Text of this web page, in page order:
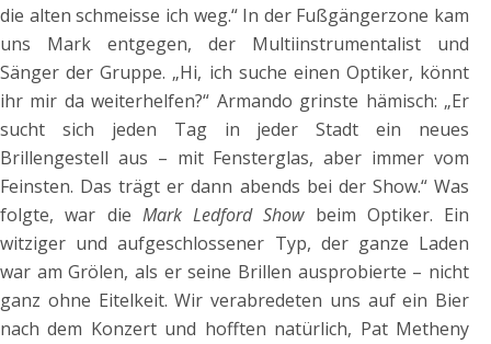
die alten schmeisse ich weg.“ In der Fußgängerzone kam
uns Mark entgegen, der Multiinstrumentalist und
Sänger der Gruppe. „Hi, ich suche einen Optiker, könnt
ihr mir da weiterhelfen?“ Armando grinste hämisch: „Er
sucht sich jeden Tag in jeder Stadt ein neues
Brillengestell aus – mit Fensterglas, aber immer vom
Feinsten. Das trägt er dann abends bei der Show.“ Was
folgte, war die Mark Ledford Showbeim Optiker. Ein
witziger und aufgeschlossener Typ, der ganze Laden
war am Grölen, als er seine Brillen ausprobierte – nicht
ganz ohne Eitelkeit. Wir verabredeten uns auf ein Bier
nach dem Konzert und hofften natürlich, Pat Metheny